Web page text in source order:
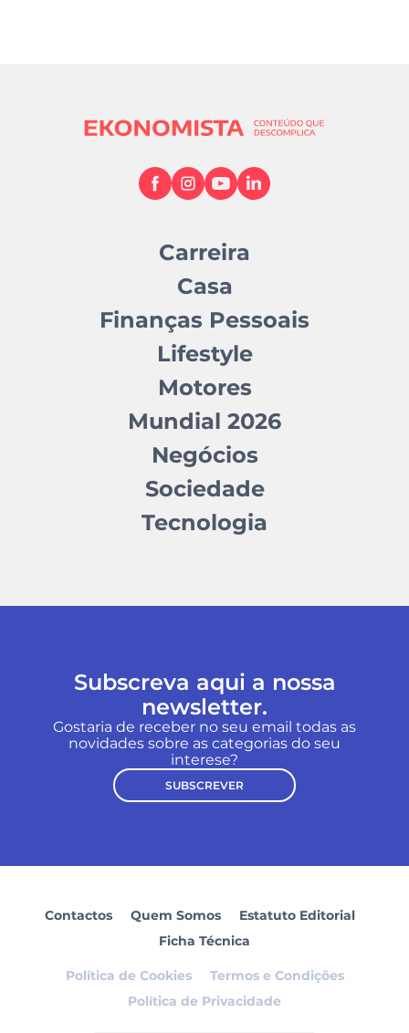
Carreira
Casa
Finanças Pessoais
Lifestyle
Motores
Mundial 2026
Negócios
Sociedade
Tecnologia
Subscreva aqui a nossa
newsletter.
Gostaria de receber no seu email todas as
novidades sobre as categorias do seu
interese?
SUBSCREVER
Contactos Quem Somos
Estatuto Editorial
Ficha Técnica
Política de Cookies
Termos e Condições
Política de Privacidade